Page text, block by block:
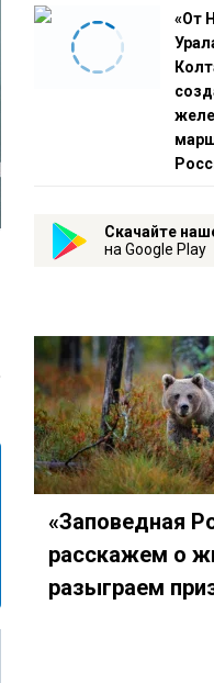
«От
Скачайте
на Google Play
«Заповедная
расскажем о
разыграем